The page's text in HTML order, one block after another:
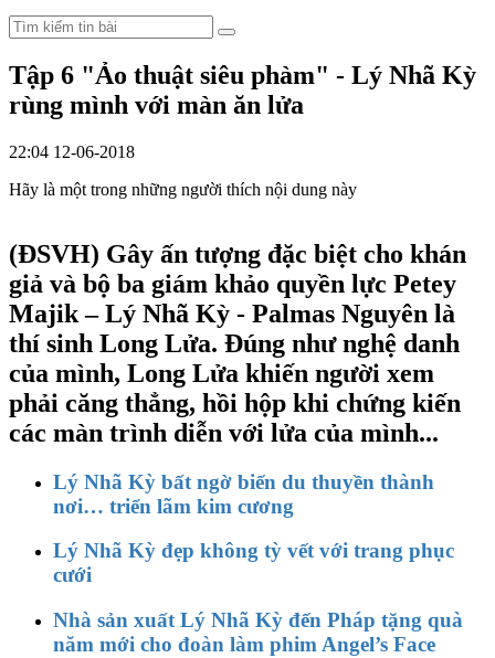
Tập 6 "Ảo thuật siêu phàm" - Lý Nhã Kỳ
rùng mình với màn ăn lửa
22:04 12-06-2018
Hãy là một trong những người thích nội dung này
(ĐSVH) Gây ấn tượng đặc biệt cho khán
giả và bộ ba giám khảo quyền lực Petey
Majik – Lý Nhã Kỳ - Palmas Nguyên là
thí sinh Long Lửa. Đúng như nghệ danh
của mình, Long Lửa khiến người xem
phải căng thẳng, hồi hộp khi chứng kiến
các màn trình diễn với lửa của mình...
Lý Nhã Kỳ bất ngờ biến du thuyền thành
nơi… triển lãm kim cương
Lý Nhã Kỳ đẹp không tỳ vết với trang phục
cưới
Nhà sản xuất Lý Nhã Kỳ đến Pháp tặng quà
năm mới cho đoàn làm phim Angel’s Face